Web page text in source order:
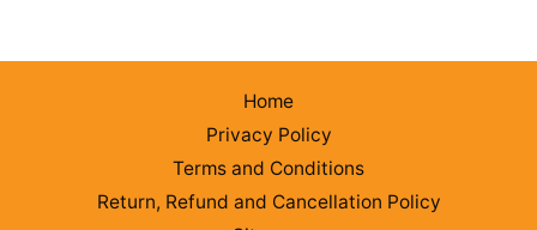
Home
Privacy Policy
Terms and Conditions
Return, Refund and Cancellation Policy